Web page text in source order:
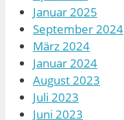
Januar 2025
September 2024
März 2024
Januar 2024
August 2023
Juli 2023
Juni 2023